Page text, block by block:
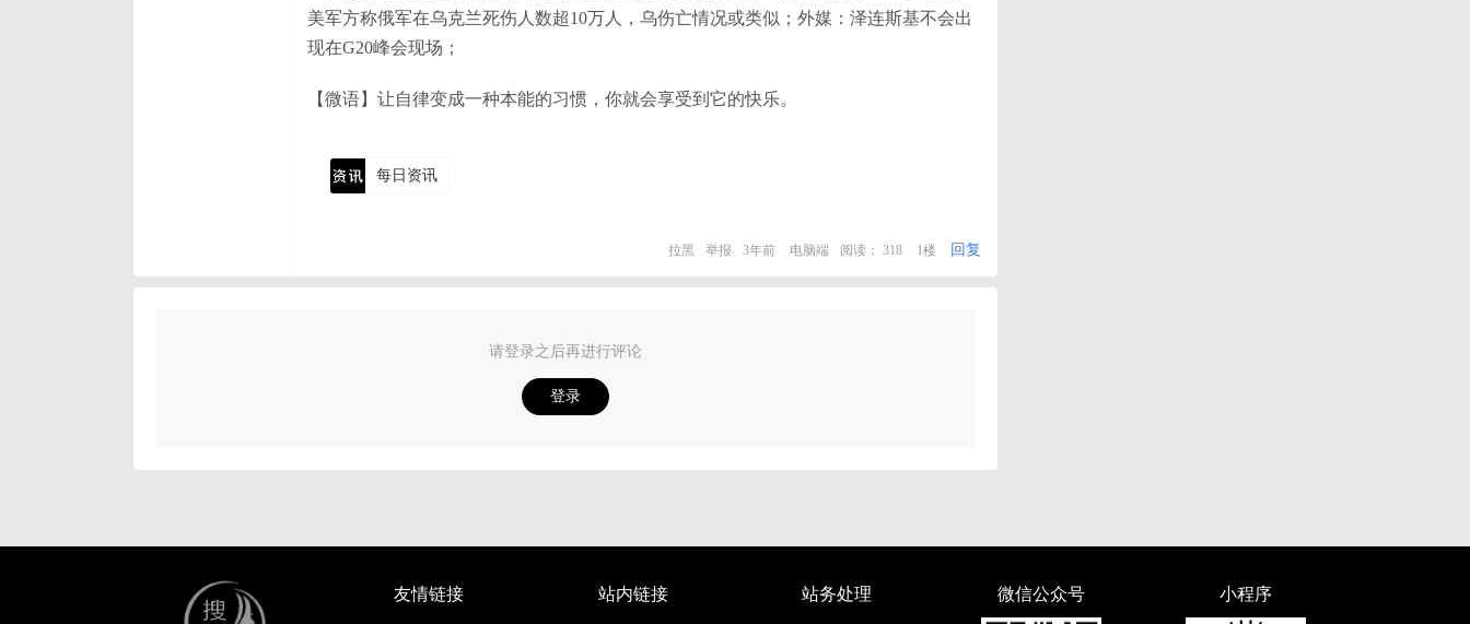
美军方称俄军在乌克兰死伤人数超10万人，乌伤亡情况或类似；外媒：泽连斯基不会出
现在G20峰会现场；
【微语】让自律变成一种本能的习惯，你就会享受到它的快乐。
每日资讯
拉黑 举报 3年前 电脑端 阅读： 318 1楼 回复
请登录之后再进行评论
登录
友情链接 站内链接 站务处理 微信公众号 小程序